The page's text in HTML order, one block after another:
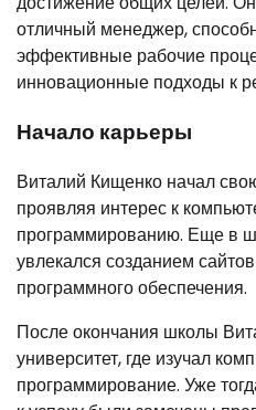
отличный менеджер,
эффективные рабочие
инновационные подходы к
Начало карьеры
Виталий Кищенко начал
проявляя интерес к
программированию. Еще в
увлекался созданием
программного обеспечения.
После окончания школы
университет, где изучал
программирование. Уже